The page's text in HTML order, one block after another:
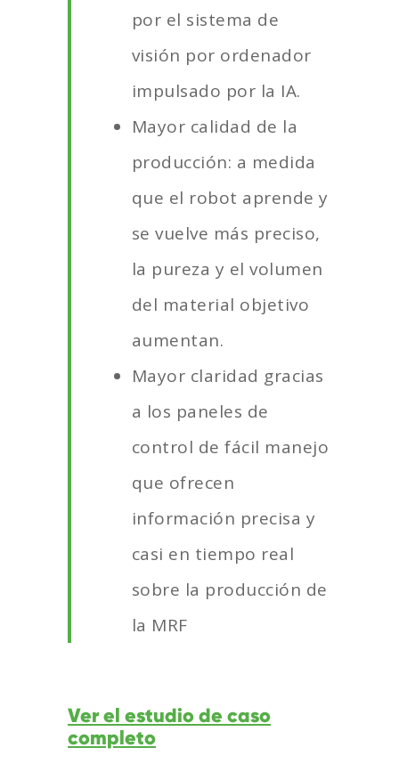
por el sistema de
visión por ordenador
impulsado por la IA.
Mayor calidad de la
producción: a medida
que el robot aprende y
se vuelve más preciso,
la pureza y el volumen
del material objetivo
aumentan.
Mayor claridad gracias
a los paneles de
control de fácil manejo
que ofrecen
información precisa y
casi en tiempo real
sobre la producción de
la MRF
Ver el estudio de caso
completo